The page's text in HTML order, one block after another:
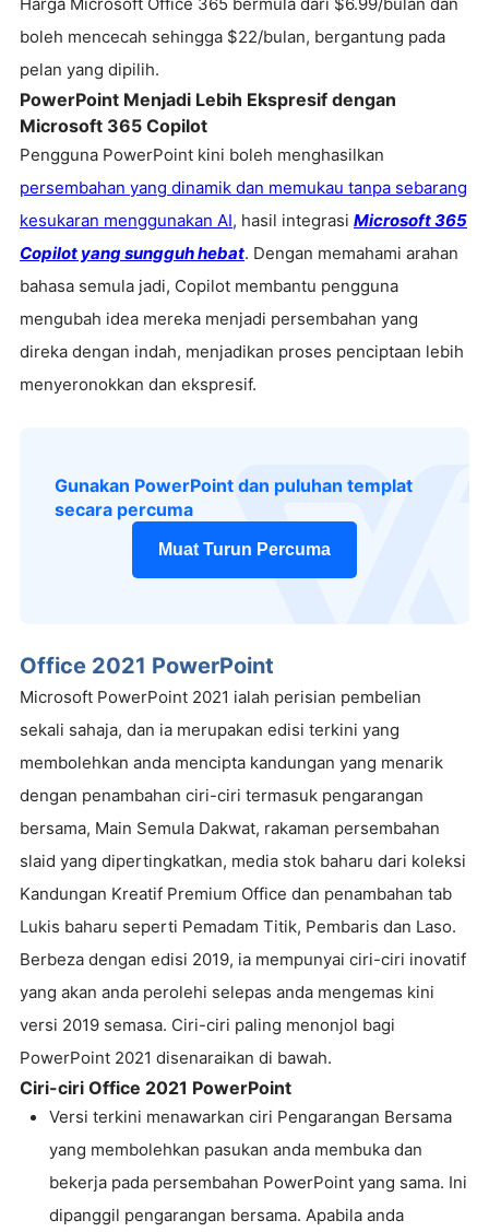
boleh mencecah sehingga $22/bulan, bergantung pada
pelan yang dipilih.
PowerPoint Menjadi Lebih Ekspresif dengan
Microsoft 365 Copilot
Pengguna PowerPoint kini boleh menghasilkan
persembahan yang dinamik dan memukau tanpa sebarang
kesukaran menggunakan AI, hasil integrasi Microsoft 365
Copilot yang sungguh hebat. Dengan memahami arahan
bahasa semula jadi, Copilot membantu pengguna
mengubah idea mereka menjadi persembahan yang
direka dengan indah, menjadikan proses penciptaan lebih
menyeronokkan dan ekspresif.
Gunakan PowerPoint dan puluhan templat
secara percuma
Muat Turun Percuma
logo
Office 2021 PowerPoint
Microsoft PowerPoint 2021 ialah perisian pembelian
sekali sahaja, dan ia merupakan edisi terkini yang
membolehkan anda mencipta kandungan yang menarik
dengan penambahan ciri-ciri termasuk pengarangan
bersama, Main Semula Dakwat, rakaman persembahan
slaid yang dipertingkatkan, media stok baharu dari koleksi
Kandungan Kreatif Premium Office dan penambahan tab
Lukis baharu seperti Pemadam Titik, Pembaris dan Laso.
Berbeza dengan edisi 2019, ia mempunyai ciri-ciri inovatif
yang akan anda perolehi selepas anda mengemas kini
versi 2019 semasa. Ciri-ciri paling menonjol bagi
PowerPoint 2021 disenaraikan di bawah.
Ciri-ciri Office 2021 PowerPoint
Versi terkini menawarkan ciri Pengarangan Bersama
yang membolehkan pasukan anda membuka dan
bekerja pada persembahan PowerPoint yang sama. Ini
dipanggil pengarangan bersama. Apabila anda